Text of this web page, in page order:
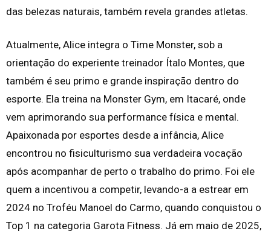
das belezas naturais, também revela grandes atletas.
Atualmente, Alice integra o Time Monster, sob a
orientação do experiente treinador Ítalo Montes, que
também é seu primo e grande inspiração dentro do
esporte. Ela treina na Monster Gym, em Itacaré, onde
vem aprimorando sua performance física e mental.
Apaixonada por esportes desde a infância, Alice
encontrou no fisiculturismo sua verdadeira vocação
após acompanhar de perto o trabalho do primo. Foi ele
quem a incentivou a competir, levando-a a estrear em
2024 no Troféu Manoel do Carmo, quando conquistou o
Top 1 na categoria Garota Fitness. Já em maio de 2025,